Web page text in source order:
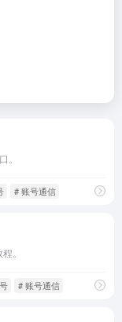
。
# 账号通信
。
# 账号通信